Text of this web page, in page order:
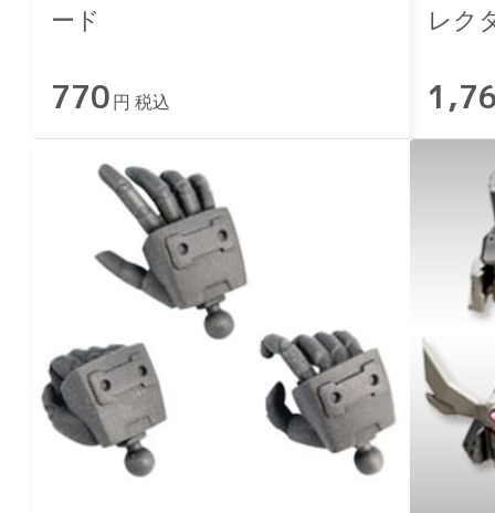
ード
770 円 税込
レク